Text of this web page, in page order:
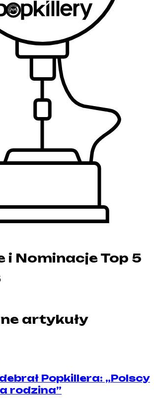
i Nominacje Top 5
artykuły
Popkillera: „Polscy
rodzina”